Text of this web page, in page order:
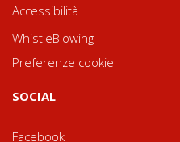
Accessibilità
WhistleBlowing
Preferenze cookie
SOCIAL
Facebook